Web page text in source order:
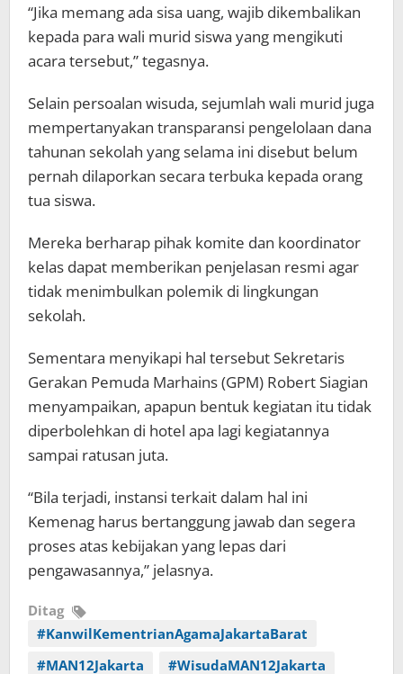
“Jika memang ada sisa uang, wajib dikembalikan
kepada para wali murid siswa yang mengikuti
acara tersebut,” tegasnya.
Selain persoalan wisuda, sejumlah wali murid juga
mempertanyakan transparansi pengelolaan dana
tahunan sekolah yang selama ini disebut belum
pernah dilaporkan secara terbuka kepada orang
tua siswa.
Mereka berharap pihak komite dan koordinator
kelas dapat memberikan penjelasan resmi agar
tidak menimbulkan polemik di lingkungan
sekolah.
Sementara menyikapi hal tersebut Sekretaris
Gerakan Pemuda Marhains (GPM) Robert Siagian
menyampaikan, apapun bentuk kegiatan itu tidak
diperbolehkan di hotel apa lagi kegiatannya
sampai ratusan juta.
“Bila terjadi, instansi terkait dalam hal ini
Kemenag harus bertanggung jawab dan segera
proses atas kebijakan yang lepas dari
pengawasannya,” jelasnya.
Ditag
#KanwilKementrianAgamaJakartaBarat
#MAN12Jakarta
#WisudaMAN12Jakarta